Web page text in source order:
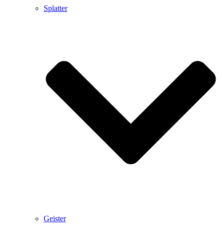
Splatter
Geister